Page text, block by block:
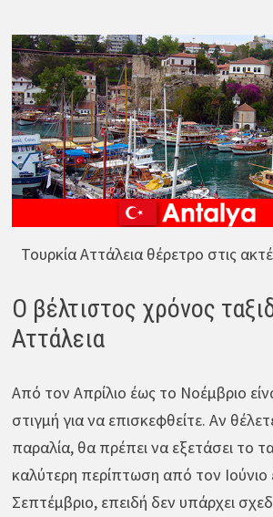
Τουρκία Αττάλεια θέρετρο στις
Ο βέλτιστος χρόνος
Αττάλεια
Από τον Απρίλιο έως το Νοέμβριο
στιγμή για να επισκεφθείτε. Αν
παραλία, θα πρέπει να εξετάσει το
καλύτερη περίπτωση από τον Ιούνιο
Σεπτέμβριο, επειδή δεν υπάρχει